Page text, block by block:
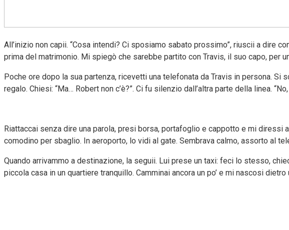
All’inizio non capii. “Cosa intendi? Ci sposiamo sabato prossimo”, riuscii a dire
prima del matrimonio. Mi spiegò che sarebbe partito con Travis, il suo capo, per
Poche ore dopo la sua partenza, ricevetti una telefonata da Travis in persona.
regalo. Chiesi: “Ma… Robert non c’è?”. Ci fu silenzio dall’altra parte della linea.
Riattaccai senza dire una parola, presi borsa, portafoglio e cappotto e mi
comodino per sbaglio. In aeroporto, lo vidi al gate. Sembrava calmo, assorto al
Quando arrivammo a destinazione, la seguii. Lui prese un taxi: feci lo stesso,
piccola casa in un quartiere tranquillo. Camminai ancora un po’ e mi nascosi